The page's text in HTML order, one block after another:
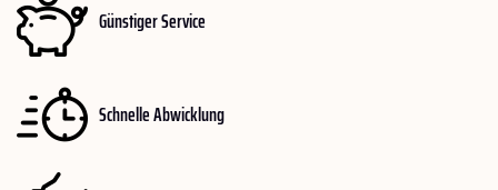
Günstiger Service
Schnelle Abwicklung